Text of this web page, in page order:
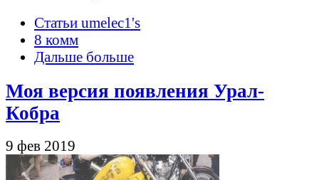
Статьи umelec1's
8 комм
Дальше больше
Моя версия появления Урал-
Кобра
9 фев 2019